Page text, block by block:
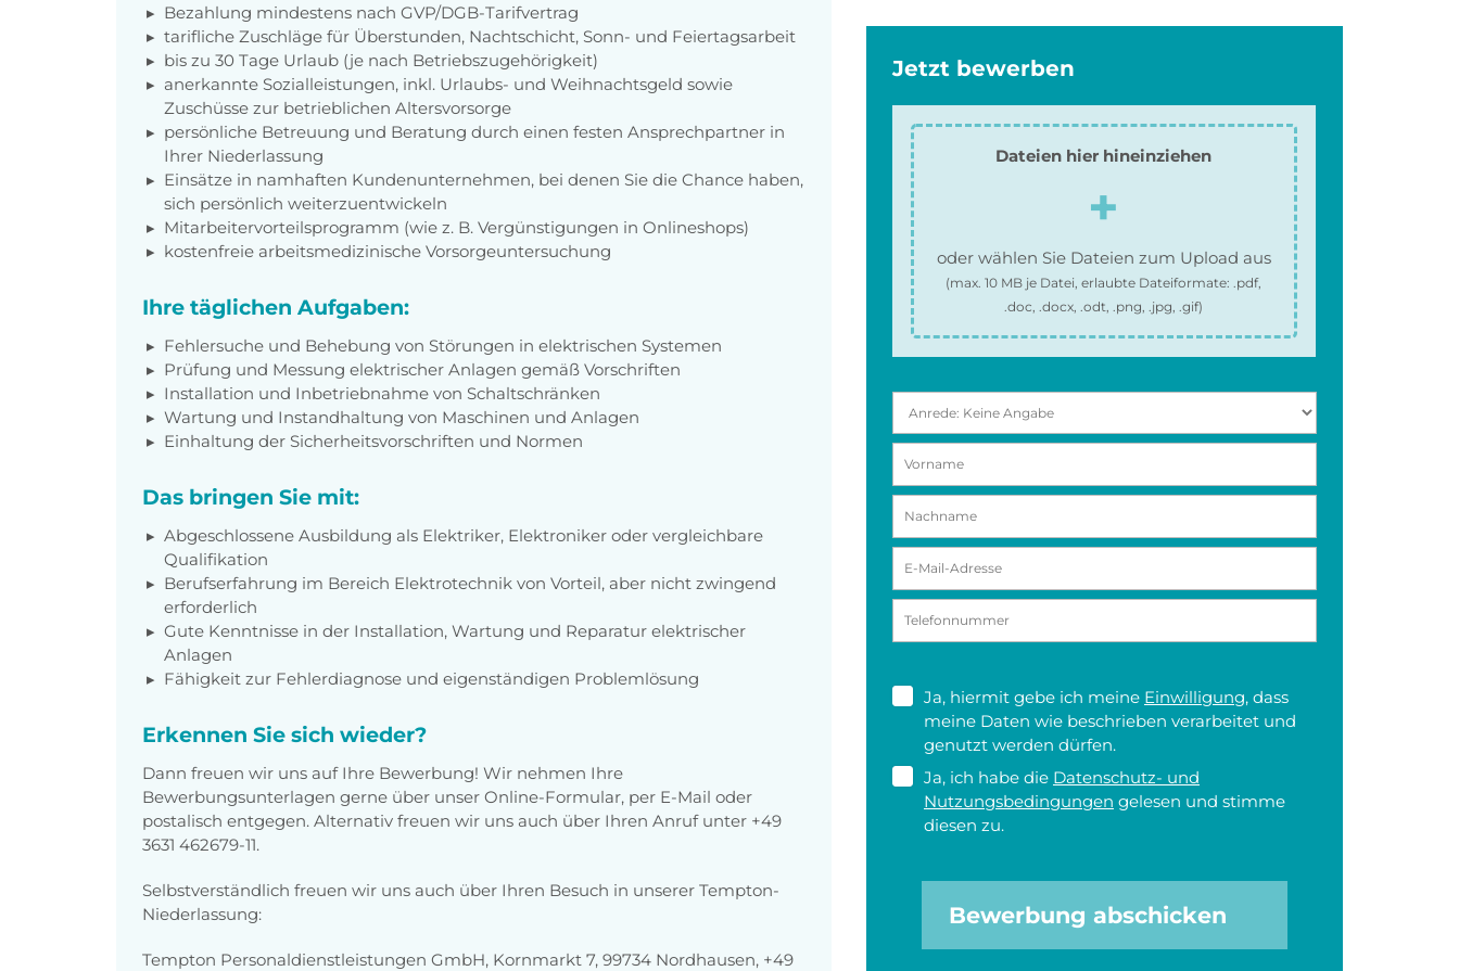
Bezahlung mindestens nach GVP/DGB-Tarifvertrag
tarifliche Zuschläge für Überstunden, Nachtschicht, Sonn- und Feiertagsarbeit
bis zu 30 Tage Urlaub (je nach Betriebszugehörigkeit)
anerkannte Sozialleistungen, inkl. Urlaubs- und Weihnachtsgeld sowie
Zuschüsse zur betrieblichen Altersvorsorge
persönliche Betreuung und Beratung durch einen festen Ansprechpartner in
Ihrer Niederlassung
Einsätze in namhaften Kundenunternehmen, bei denen Sie die Chance haben,
sich persönlich weiterzuentwickeln
Mitarbeitervorteilsprogramm (wie z. B. Vergünstigungen in Onlineshops)
kostenfreie arbeitsmedizinische Vorsorgeuntersuchung
Ihre täglichen Aufgaben:
Fehlersuche und Behebung von Störungen in elektrischen Systemen
Prüfung und Messung elektrischer Anlagen gemäß Vorschriften
Installation und Inbetriebnahme von Schaltschränken
Wartung und Instandhaltung von Maschinen und Anlagen
Einhaltung der Sicherheitsvorschriften und Normen
Das bringen Sie mit:
Abgeschlossene Ausbildung als Elektriker, Elektroniker oder vergleichbare
Qualifikation
Berufserfahrung im Bereich Elektrotechnik von Vorteil, aber nicht zwingend
erforderlich
Gute Kenntnisse in der Installation, Wartung und Reparatur elektrischer
Anlagen
Fähigkeit zur Fehlerdiagnose und eigenständigen Problemlösung
Erkennen Sie sich wieder?
Dann freuen wir uns auf Ihre Bewerbung! Wir nehmen Ihre
Bewerbungsunterlagen gerne über unser Online-Formular, per E-Mail oder
postalisch entgegen. Alternativ freuen wir uns auch über Ihren Anruf unter +49
3631 462679-11.
Selbstverständlich freuen wir uns auch über Ihren Besuch in unserer Tempton-
Niederlassung:
Tempton Personaldienstleistungen GmbH, Kornmarkt 7, 99734 Nordhausen, +49
Jetzt bewerben
Dateien hier hineinziehen
oder wählen Sie Dateien zum Upload aus
(max.10 MB je Datei, erlaubte Dateiformate:.pdf,
.doc, .docx, .odt, .png, .jpg, .gif)
Ja, hiermit gebe ich meine Einwilligung, dass
meine Daten wie beschrieben verarbeitet und
genutzt werden dürfen.
Ja, ich habe die Datenschutz- und
Nutzungsbedingungen gelesen und stimme
diesen zu.
Bewerbung abschicken